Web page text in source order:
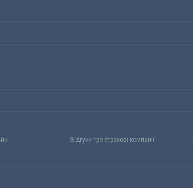
Відгуки про страхові компанії